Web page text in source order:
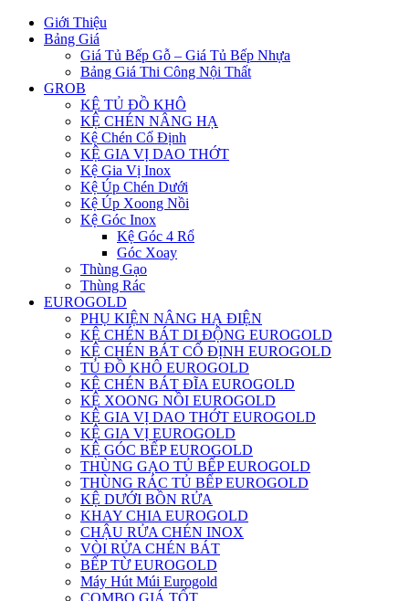
Giới Thiệu
Bảng Giá
Giá Tủ Bếp Gỗ – Giá Tủ Bếp Nhựa
Bảng Giá Thi Công Nội Thất
GROB
KỆ TỦ ĐỒ KHÔ
KỆ CHÉN NÂNG HẠ
Kệ Chén Cố Định
KỆ GIA VỊ DAO THỚT
Kệ Gia Vị Inox
Kệ Úp Chén Dưới
Kệ Úp Xoong Nồi
Kệ Góc Inox
Kệ Góc 4 Rổ
Góc Xoay
Thùng Gạo
Thùng Rác
EUROGOLD
PHỤ KIỆN NÂNG HẠ ĐIỆN
KỆ CHÉN BÁT DI ĐỘNG EUROGOLD
KỆ CHÉN BÁT CỐ ĐỊNH EUROGOLD
TỦ ĐỒ KHÔ EUROGOLD
KỆ CHÉN BÁT ĐĨA EUROGOLD
KỆ XOONG NỒI EUROGOLD
KỆ GIA VỊ DAO THỚT EUROGOLD
KỆ GIA VỊ EUROGOLD
KỆ GÓC BẾP EUROGOLD
THÙNG GẠO TỦ BẾP EUROGOLD
THÙNG RÁC TỦ BẾP EUROGOLD
KỆ DƯỚI BỒN RỬA
KHAY CHIA EUROGOLD
CHẬU RỬA CHÉN INOX
VÒI RỬA CHÉN BÁT
BẾP TỪ EUROGOLD
Máy Hút Múi Eurogold
COMBO GIÁ TỐT